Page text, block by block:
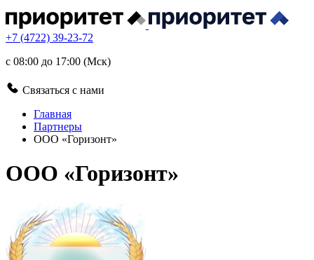
+7 (4722) 39-23-72
с 08:00 до 17:00 (Мск)
Связаться с нами
Главная
Партнеры
ООО «Горизонт»
ООО «Горизонт»